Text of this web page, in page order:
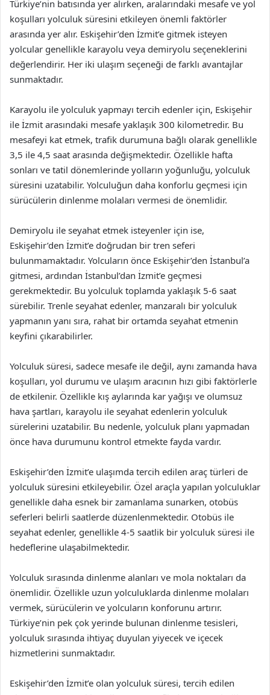
Türkiye’nin batısında yer alırken, aralarındaki mesafe ve yol
koşulları yolculuk süresini etkileyen önemli faktörler
arasında yer alır. Eskişehir’den İzmit’e gitmek isteyen
yolcular genellikle karayolu veya demiryolu seçeneklerini
değerlendirir. Her iki ulaşım seçeneği de farklı avantajlar
sunmaktadır.
Karayolu ile yolculuk yapmayı tercih edenler için, Eskişehir
ile İzmit arasındaki mesafe yaklaşık 300 kilometredir. Bu
mesafeyi kat etmek, trafik durumuna bağlı olarak genellikle
3,5 ile 4,5 saat arasında değişmektedir. Özellikle hafta
sonları ve tatil dönemlerinde yolların yoğunluğu, yolculuk
süresini uzatabilir. Yolculuğun daha konforlu geçmesi için
sürücülerin dinlenme molaları vermesi de önemlidir.
Demiryolu ile seyahat etmek isteyenler için ise,
Eskişehir’den İzmit’e doğrudan bir tren seferi
bulunmamaktadır. Yolcuların önce Eskişehir’den İstanbul’a
gitmesi, ardından İstanbul’dan İzmit’e geçmesi
gerekmektedir. Bu yolculuk toplamda yaklaşık 5-6 saat
sürebilir. Trenle seyahat edenler, manzaralı bir yolculuk
yapmanın yanı sıra, rahat bir ortamda seyahat etmenin
keyfini çıkarabilirler.
Yolculuk süresi, sadece mesafe ile değil, aynı zamanda hava
koşulları, yol durumu ve ulaşım aracının hızı gibi faktörlerle
de etkilenir. Özellikle kış aylarında kar yağışı ve olumsuz
hava şartları, karayolu ile seyahat edenlerin yolculuk
sürelerini uzatabilir. Bu nedenle, yolculuk planı yapmadan
önce hava durumunu kontrol etmekte fayda vardır.
Eskişehir’den İzmit’e ulaşımda tercih edilen araç türleri de
yolculuk süresini etkileyebilir. Özel araçla yapılan yolculuklar
genellikle daha esnek bir zamanlama sunarken, otobüs
seferleri belirli saatlerde düzenlenmektedir. Otobüs ile
seyahat edenler, genellikle 4-5 saatlik bir yolculuk süresi ile
hedeflerine ulaşabilmektedir.
Yolculuk sırasında dinlenme alanları ve mola noktaları da
önemlidir. Özellikle uzun yolculuklarda dinlenme molaları
vermek, sürücülerin ve yolcuların konforunu artırır.
Türkiye’nin pek çok yerinde bulunan dinlenme tesisleri,
yolculuk sırasında ihtiyaç duyulan yiyecek ve içecek
hizmetlerini sunmaktadır.
Eskişehir’den İzmit’e olan yolculuk süresi, tercih edilen